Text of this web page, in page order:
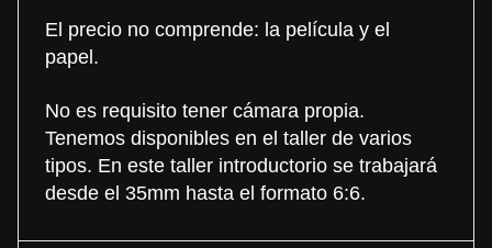
El precio no comprende: la película y el
papel.
No es requisito tener cámara propia.
Tenemos disponibles en el taller de varios
tipos. En este taller introductorio se trabajará
desde el 35mm hasta el formato 6:6.